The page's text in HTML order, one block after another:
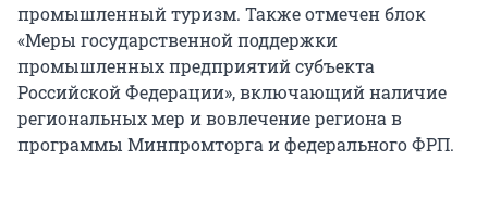
промышленный туризм. Также отмечен блок
«Меры государственной поддержки
промышленных предприятий субъекта
Российской Федерации», включающий наличие
региональных мер и вовлечение региона в
программы Минпромторга и федерального ФРП.